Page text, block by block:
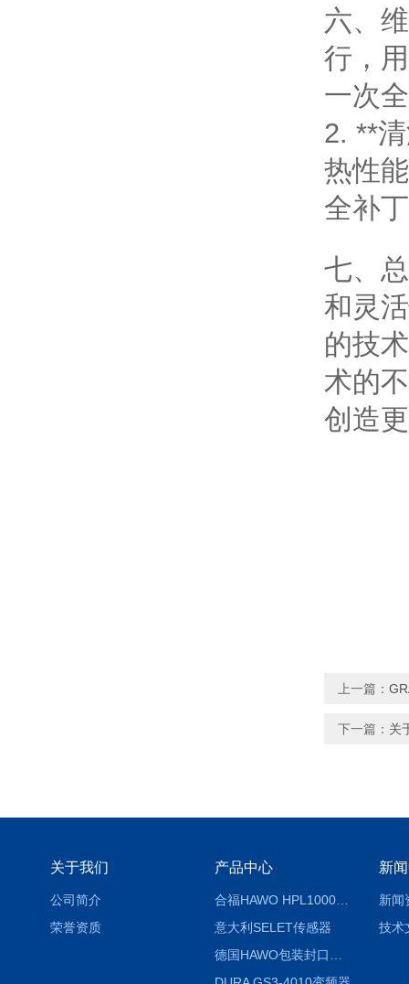
六、
行，
一次
2. **
热性
全补
七、
和灵
的技
术的
创造
上一篇：
下一篇： 关
关于我们
公司简介
荣誉资质
产品中心
合福HAWO HPL1000AS封口机
意大利SELET传感器
新
新闻
技术